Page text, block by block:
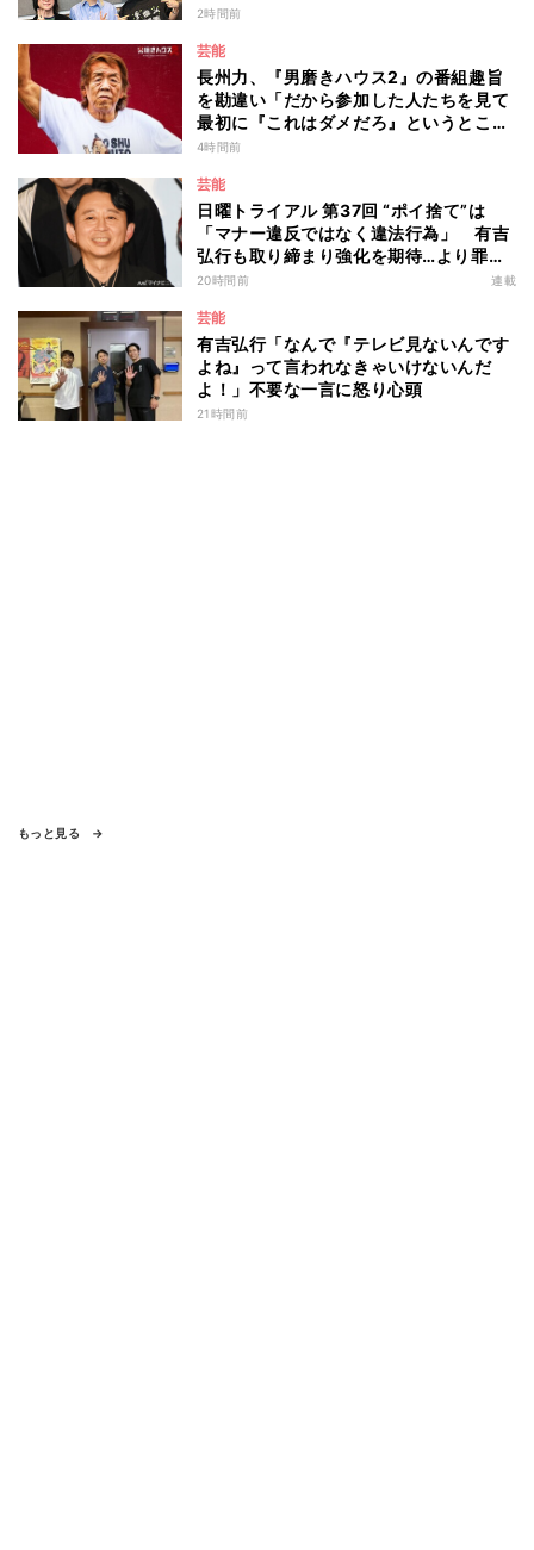
2時間前
芸能
長州力、『男磨きハウス2』の番組趣旨
を勘違い「だから参加した人たちを見て
最初に『これはダメだろ』というところ
からのスタートですね」
4時間前
芸能
日曜トライアル 第37回 “ポイ捨て”は
「マナー違反ではなく違法行為」 有吉
弘行も取り締まり強化を期待…より罪が
重くなる“ポイ捨て”とは 大垣優希弁護
20時間前 連載
芸能
有吉弘行「なんで『テレビ見ないんです
よね』って言われなきゃいけないんだ
よ！」不要な一言に怒り心頭
21時間前
もっと見る